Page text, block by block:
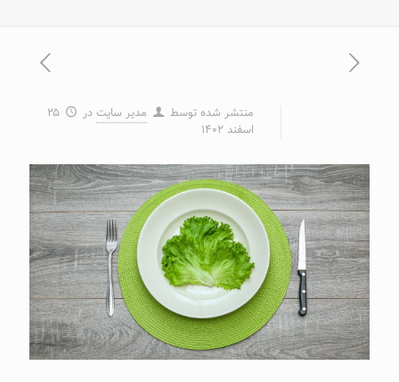
منتشر شده توسط مدیر سایت در
۲۵
اسفند ۱۴۰۲